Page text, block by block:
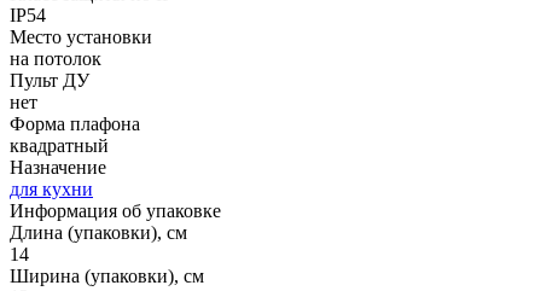
IP54
Место установки
на потолок
Пульт ДУ
нет
Форма плафона
квадратный
Назначение
для кухни
Информация об упаковке
Длина (упаковки), см
14
Ширина (упаковки), см